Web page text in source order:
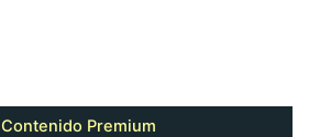
Contenido Premium